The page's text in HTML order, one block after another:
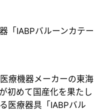
「IABPバルーンカテー
療機器メーカーの東海
初めて国産化を果たし
医療器具「IABPバル